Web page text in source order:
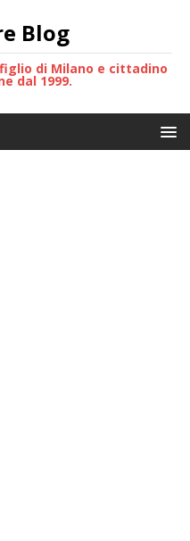
Blog
di Milano e cittadino
dal 1999.